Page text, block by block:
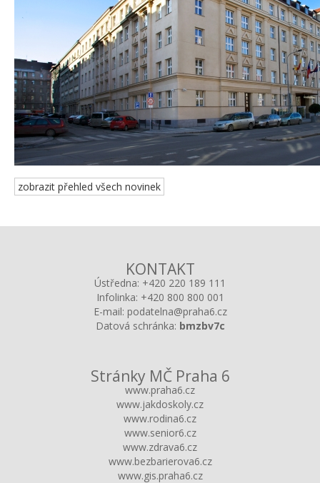
zobrazit přehled všech novinek
KONTAKT
Ústředna: +420 220 189 111
Infolinka: +420 800 800 001
E-mail: podatelna@praha6.cz
Datová schránka: bmzbv7c
Stránky MČ Praha 6
www.praha6.cz
www.jakdoskoly.cz
www.rodina6.cz
www.senior6.cz
www.zdrava6.cz
www.bezbarierova6.cz
www.gis.praha6.cz